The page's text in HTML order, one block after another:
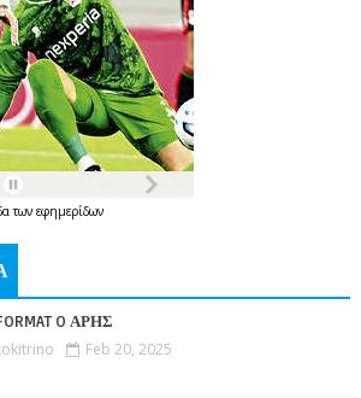
των εφημερίδων
O ΑΡΗΣ
Feb 20, 2025